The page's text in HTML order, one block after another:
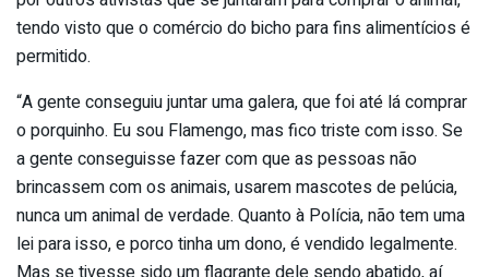
tendo visto que o comércio do bicho para fins alimentícios é
permitido.
“A gente conseguiu juntar uma galera, que foi até lá comprar
o porquinho. Eu sou Flamengo, mas fico triste com isso. Se
a gente conseguisse fazer com que as pessoas não
brincassem com os animais, usarem mascotes de pelúcia,
nunca um animal de verdade. Quanto à Polícia, não tem uma
lei para isso, e porco tinha um dono, é vendido legalmente.